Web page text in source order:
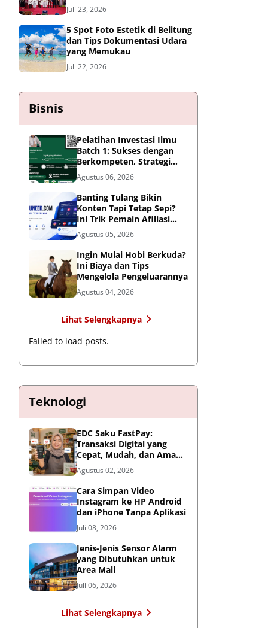
Juli 23, 2026
5 Spot Foto Estetik di Belitung
dan Tips Dokumentasi Udara
yang Memukau
Juli 22, 2026
Bisnis
Pelatihan Investasi Ilmu
Batch 1: Sukses dengan
Berkompeten, Strategi
Meningkatkan Daya Saing
di Era AI dan Persaingan
Global
Agustus 06, 2026
Banting Tulang Bikin
Konten Tapi Tetap Sepi?
Ini Trik Pemain Afiliasi
Tembus FYP
Agustus 05, 2026
Ingin Mulai Hobi Berkuda?
Ini Biaya dan Tips
Mengelola Pengeluarannya
Agustus 04, 2026
Lihat Selengkapnya
Failed to load posts.
Teknologi
EDC Saku FastPay:
Transaksi Digital yang
Cepat, Mudah, dan Aman
untuk Bisnis
Agustus 02, 2026
Cara Simpan Video
Instagram ke HP Android
dan iPhone Tanpa Aplikasi
Juli 08, 2026
Jenis-Jenis Sensor Alarm
yang Dibutuhkan untuk
Area Mall
Juli 06, 2026
Lihat Selengkapnya